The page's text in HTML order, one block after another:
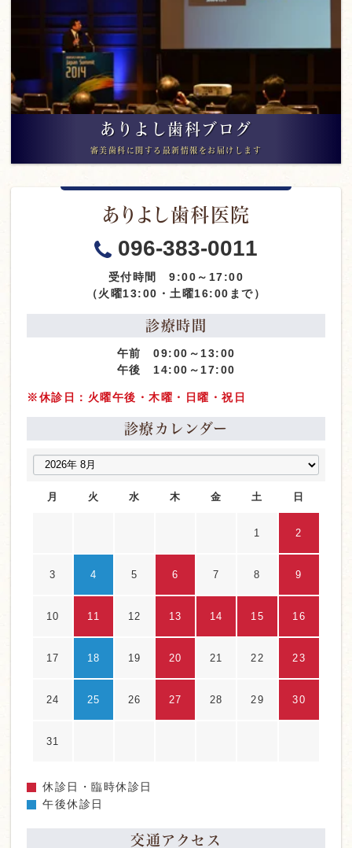
ありよし歯科ブログ
審美歯科に関する最新情報をお届けします
ありよし歯科医院
096-383-0011
受付時間 9:00～17:00
（火曜13:00・土曜16:00まで）
診療時間
午前 09:00～13:00
午後 14:00～17:00
※休診日：火曜午後・木曜・日曜・祝日
診療カレンダー
月 火 水 木 金 土 日
1 2
3 4 5 6 7 8 9
10 11 12 13 14 15 16
17 18 19 20 21 22 23
24 25 26 27 28 29 30
31
休診日・臨時休診日
午後休診日
交通アクセス